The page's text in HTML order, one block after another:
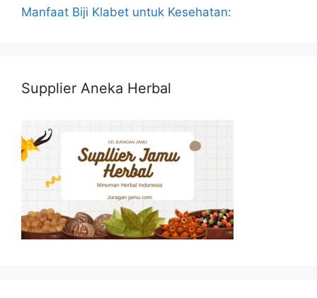
Manfaat Biji Klabet untuk Kesehatan:
Supplier Aneka Herbal